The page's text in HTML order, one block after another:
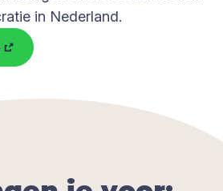
in Nederland.